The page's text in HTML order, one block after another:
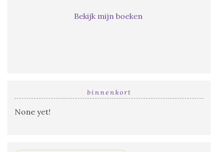
Bekijk mijn boeken
binnenkort
None yet!